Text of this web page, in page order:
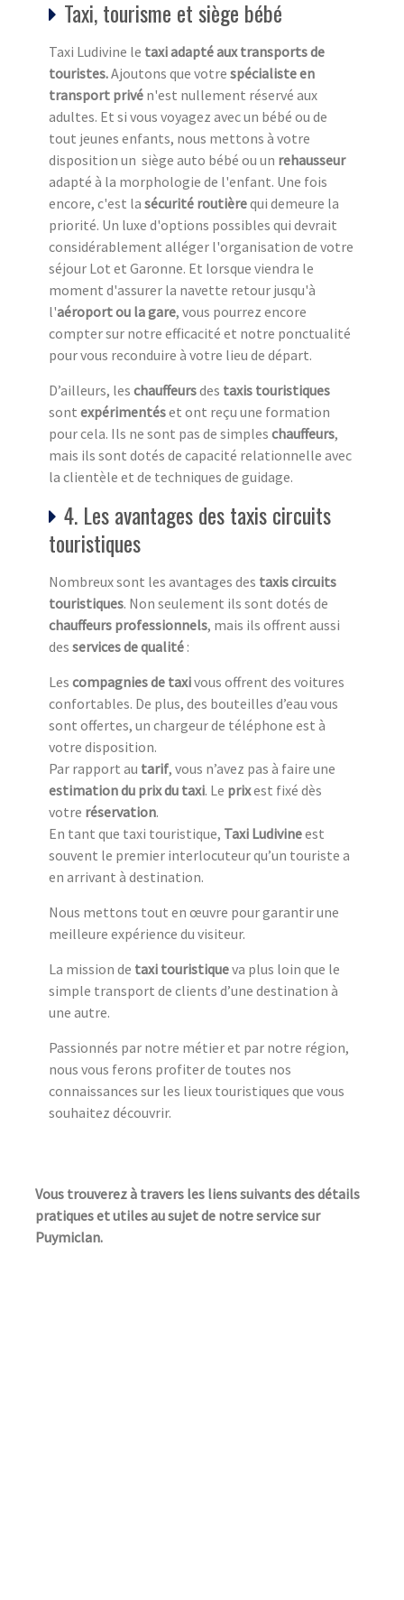
Taxi, tourisme et siège bébé
Taxi Ludivine le taxi adapté aux transports de
touristes.Ajoutons que votre spécialiste en
transport privé n'est nullement réservé aux
adultes. Et si vous voyagez avec un bébé ou de
tout jeunes enfants, nous mettons à votre
disposition un siège auto bébé ou un rehausseur
adapté à la morphologie de l'enfant. Une fois
encore, c'est la sécurité routièrequi demeure la
priorité. Un luxe d'options possibles qui devrait
considérablement alléger l'organisation de votre
séjour Lot et Garonne. Et lorsque viendra le
moment d'assurer la navette retour jusqu'à
l'aéroport ou la gare, vous pourrez encore
compter sur notre efficacité et notre ponctualité
pour vous reconduire à votre lieu de départ.
D’ailleurs, les chauffeursdes taxis touristiques
sont expérimentéset ont reçu une formation
pour cela. Ils ne sont pas de simples chauffeurs,
mais ils sont dotés de capacité relationnelle avec
la clientèle et de techniques de guidage.
4. Les avantages des taxis circuits
touristiques
Nombreux sont les avantages des taxis circuits
touristiques. Non seulement ils sont dotés de
chauffeurs professionnels, mais ils offrent aussi
des services de qualité :
Les compagnies de taxivous offrent des voitures
confortables. De plus, des bouteilles d’eau vous
sont offertes, un chargeur de téléphone est à
votre disposition.
Par rapport au tarif, vous n’avez pas à faire une
estimation du prix du taxi. Le prixest fixé dès
votre réservation.
En tant que taxi touristique, Taxi Ludivineest
souvent le premier interlocuteur qu’un touriste a
en arrivant à destination.
Nous mettons tout en œuvre pour garantir une
meilleure expérience du visiteur.
La mission de taxi touristiqueva plus loin que le
simple transport de clients d’une destination à
une autre.
Passionnés par notre métier et par notre région,
nous vous ferons profiter de toutes nos
connaissances sur les lieux touristiques que vous
souhaitez découvrir.
Vous trouverez à travers les liens suivants des détails
pratiques et utiles au sujet de notre service sur
Puymiclan.